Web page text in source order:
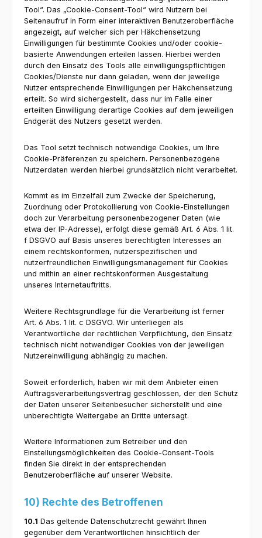
Tool“. Das „Cookie-Consent-Tool“ wird Nutzern bei
Seitenaufruf in Form einer interaktiven Benutzeroberfläche
angezeigt, auf welcher sich per Häkchensetzung
Einwilligungen für bestimmte Cookies und/oder cookie-
basierte Anwendungen erteilen lassen. Hierbei werden
durch den Einsatz des Tools alle einwilligungspflichtigen
Cookies/Dienste nur dann geladen, wenn der jeweilige
Nutzer entsprechende Einwilligungen per Häkchensetzung
erteilt. So wird sichergestellt, dass nur im Falle einer
erteilten Einwilligung derartige Cookies auf dem jeweiligen
Endgerät des Nutzers gesetzt werden.
Das Tool setzt technisch notwendige Cookies, um Ihre
Cookie-Präferenzen zu speichern. Personenbezogene
Nutzerdaten werden hierbei grundsätzlich nicht verarbeitet.
Kommt es im Einzelfall zum Zwecke der Speicherung,
Zuordnung oder Protokollierung von Cookie-Einstellungen
doch zur Verarbeitung personenbezogener Daten (wie
etwa der IP-Adresse), erfolgt diese gemäß Art. 6 Abs. 1 lit.
f DSGVO auf Basis unseres berechtigten Interesses an
einem rechtskonformen, nutzerspezifischen und
nutzerfreundlichen Einwilligungsmanagement für Cookies
und mithin an einer rechtskonformen Ausgestaltung
unseres Internetauftritts.
Weitere Rechtsgrundlage für die Verarbeitung ist ferner
Art. 6 Abs. 1 lit. c DSGVO. Wir unterliegen als
Verantwortliche der rechtlichen Verpflichtung, den Einsatz
technisch nicht notwendiger Cookies von der jeweiligen
Nutzereinwilligung abhängig zu machen.
Soweit erforderlich, haben wir mit dem Anbieter einen
Auftragsverarbeitungsvertrag geschlossen, der den Schutz
der Daten unserer Seitenbesucher sicherstellt und eine
unberechtigte Weitergabe an Dritte untersagt.
Weitere Informationen zum Betreiber und den
Einstellungsmöglichkeiten des Cookie-Consent-Tools
finden Sie direkt in der entsprechenden
Benutzeroberfläche auf unserer Website.
10) Rechte des Betroffenen
10.1 Das geltende Datenschutzrecht gewährt Ihnen
gegenüber dem Verantwortlichen hinsichtlich der